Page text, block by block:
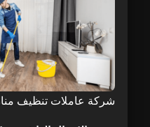
شركة عاملات تنظيف